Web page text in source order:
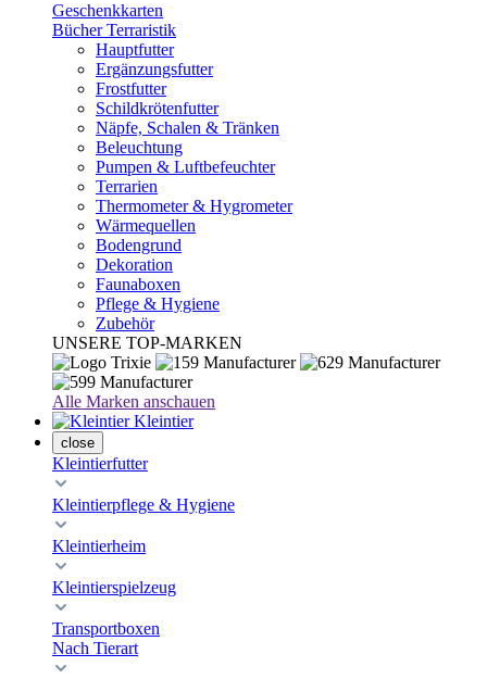
Geschenkkarten
Bücher Terraristik
Hauptfutter
Ergänzungsfutter
Frostfutter
Schildkrötenfutter
Näpfe, Schalen & Tränken
Beleuchtung
Pumpen & Luftbefeuchter
Terrarien
Thermometer & Hygrometer
Wärmequellen
Bodengrund
Dekoration
Faunaboxen
Pflege & Hygiene
Zubehör
UNSERE TOP-MARKEN
Alle Marken anschauen
Kleintier
close
Kleintierfutter
Kleintierpflege & Hygiene
Kleintierheim
Kleintierspielzeug
Transportboxen
Nach Tierart